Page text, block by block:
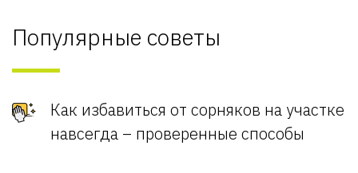
Популярные советы
Как избавиться от сорняков на участке
навсегда – проверенные способы